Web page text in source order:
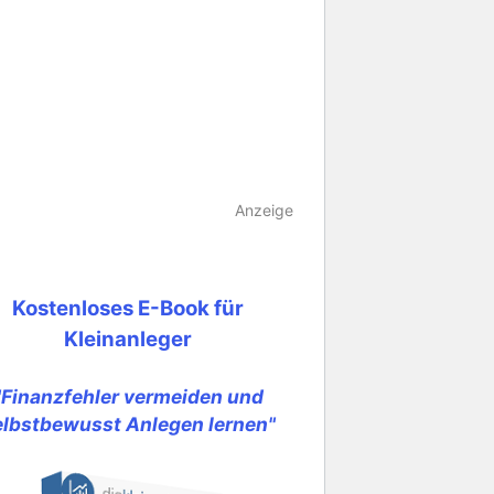
Anzeige
Kostenloses E-Book für
Kleinanleger
vermeiden und
Anlegen lernen"